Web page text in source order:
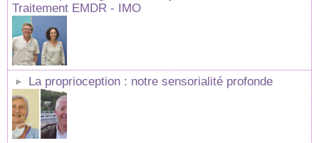
Traitement EMDR - IMO
La proprioception : notre sensorialité profonde